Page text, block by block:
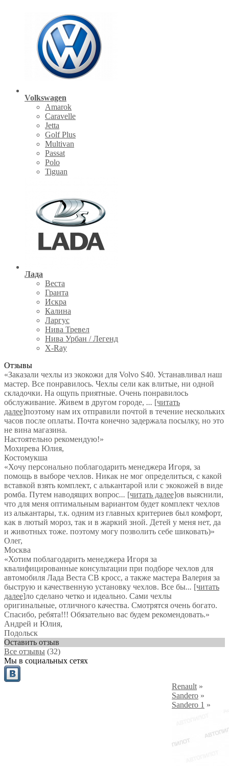
Volkswagen
Amarok
Caravelle
Jetta
Golf Plus
Multivan
Passat
Polo
Tiguan
Лада
Веста
Гранта
Искра
Калина
Ларгус
Нива Тревел
Нива Урбан / Легенд
X-Ray
Отзывы
«Заказали чехлы из экокожи для Volvo S40. Устанавливал наш
мастер. Все понравилось. Чехлы сели как влитые, ни одной
складочки. На ощупь приятные. Очень понравилось
обслуживание. Живем в другом городе, ... [читать
далее]поэтому нам их отправили почтой в течение нескольких
часов после оплаты. Почта конечно задержала посылку, но это
не вина магазина.
Настоятельно рекомендую!»
Мохирева Юлия,
Костомукша
«Хочу персонально поблагодарить менеджера Игоря, за
помощь в выборе чехлов. Никак не мог определиться, с какой
вставкой взять комплект, с алькантарой или с экокожей в виде
ромба. Путем наводящих вопрос... [читать далее]ов выяснили,
что для меня оптимальным вариантом будет комплект чехлов
из алькантары, т.к. одним из главных критериев был комфорт,
как в лютый мороз, так и в жаркий зной. Детей у меня нет, да
и животных тоже. поэтому могу позволить себе шиковать)»
Олег,
Москва
«Хотим поблагодарить менеджера Игоря за
квалифицированные консультации при подборе чехлов для
автомобиля Лада Веста СВ кросс, а также мастера Валерия за
быструю и качественную установку чехлов. Все бы... [читать
далее]ло сделано четко и идеально. Сами чехлы
оригинальные, отличного качества. Смотрятся очень богато.
Спасибо, ребята!!! Обязательно вас будем рекомендовать.»
Андрей и Юлия,
Подольск
Оставить отзыв
Все отзывы (32)
Мы в социальных сетях
Renault »
Sandero »
Sandero 1 »